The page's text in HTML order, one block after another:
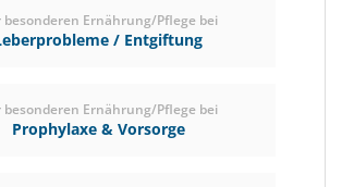
besonderen Ernährung/Pflege bei
/ Entgiftung
besonderen Ernährung/Pflege bei
Prophylaxe & Vorsorge